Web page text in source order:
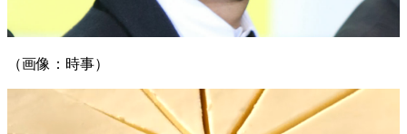
（画像：時事）